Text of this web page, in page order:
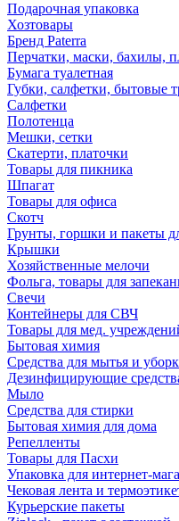
Подарочная упаковка
Хозтовары
Бренд Paterra
Перчатки, маски, бахилы,
Бумага туалетная
Губки, салфетки, бытовые
Салфетки
Полотенца
Мешки, сетки
Скатерти, платочки
Товары для пикника
Шпагат
Товары для офиса
Скотч
Грунты, горшки и пакеты
Крышки
Хозяйственные мелочи
Фольга, товары для
Свечи
Контейнеры для СВЧ
Товары для мед.
Бытовая химия
Средства для мытья и
Дезинфицирующие
Мыло
Средства для стирки
Бытовая химия для дома
Репелленты
Товары для Пасхи
Упаковка для интернет-
Чековая лента и
Курьерские пакеты